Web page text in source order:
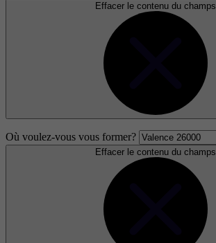
Effacer le contenu du champs
Où voulez-vous vous former?
Effacer le contenu du champs